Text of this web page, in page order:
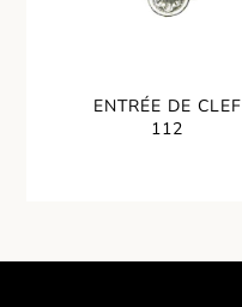
ENTRÉE DE CLEF
112